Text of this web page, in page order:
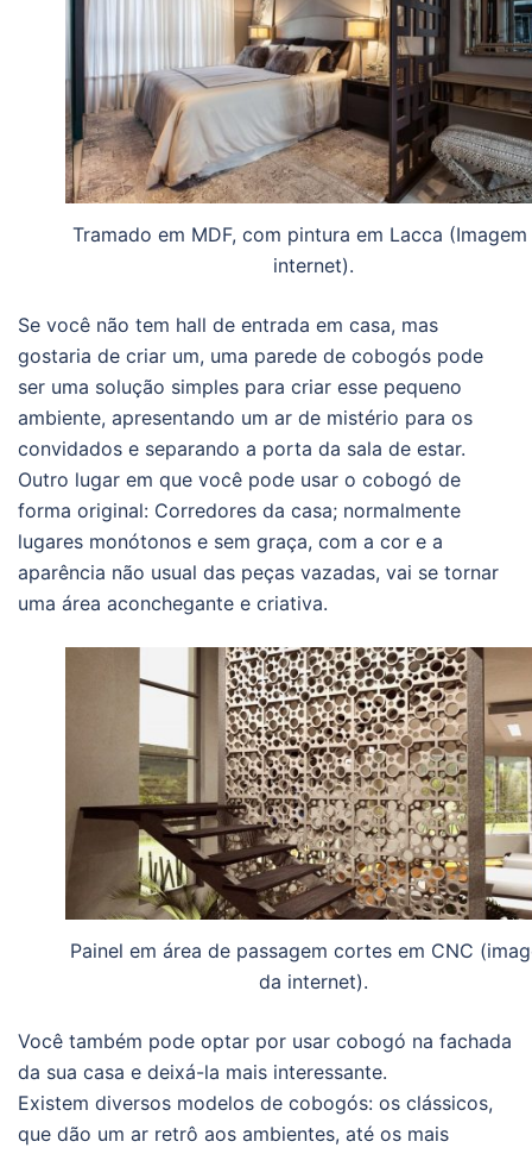
Tramado em MDF, com pintura em Lacca (Imagem
internet).
Se você não tem hall de entrada em casa, mas
gostaria de criar um, uma parede de cobogós pode
ser uma solução simples para criar esse pequeno
ambiente, apresentando um ar de mistério para os
convidados e separando a porta da sala de estar.
Outro lugar em que você pode usar o cobogó de
forma original: Corredores da casa; normalmente
lugares monótonos e sem graça, com a cor e a
aparência não usual das peças vazadas, vai se tornar
uma área aconchegante e criativa.
Painel em área de passagem cortes em CNC
da internet).
Você também pode optar por usar cobogó na fachada
da sua casa e deixá-la mais interessante.
Existem diversos modelos de cobogós: os clássicos,
que dão um ar retrô aos ambientes, até os mais